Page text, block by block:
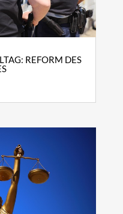
REFORM DES